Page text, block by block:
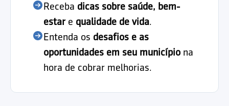
Receba dicas sobre saúde, bem-
estare qualidade de vida.
Entenda os desafios e as
oportunidades em seu município na
hora de cobrar melhorias.